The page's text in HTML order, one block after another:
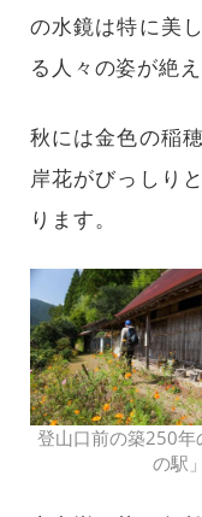
の水鏡は特に美
る人々の姿が絶え
秋には金色の稲
岸花がびっしり
ります。
登山口前の築250年
の駅